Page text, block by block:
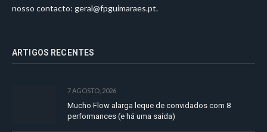
nosso contacto: geral@fpguimaraes.pt.
ARTIGOS RECENTES
7 AGOSTO, 2026
Mucho Flow alarga leque de convidados com 8
performances (e há uma saída)